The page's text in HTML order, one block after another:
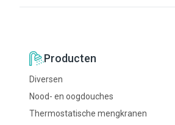
Producten
Diversen
Nood- en oogdouches
Thermostatische mengkranen